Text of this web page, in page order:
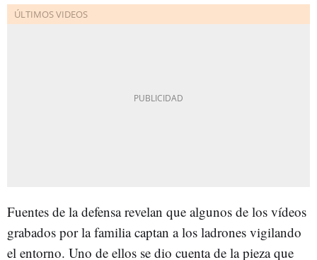
Fuentes de la defensa revelan que algunos de los vídeos
grabados por la familia captan a los ladrones vigilando
el entorno. Uno de ellos se dio cuenta de la pieza que